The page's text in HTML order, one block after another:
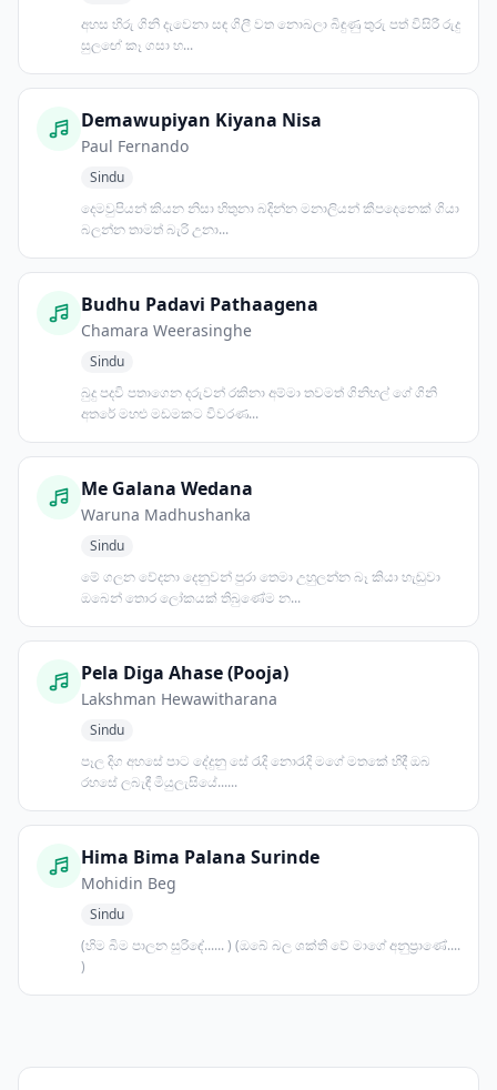
අහස හිරු ගිනි දැවෙනා සඳ ගිලී වත නොබලා බිඳුණු තුරු පත් විසිරී රුදු
සුලඟේ කෑ ගසා හ...
Demawupiyan Kiyana Nisa
Paul Fernando
Sindu
දෙමවුපියන් කියන නිසා හිතුනා බදින්න මනාලියන් කීපදෙනෙක් ගියා
බලන්න තාමත් බැරි උනා...
Budhu Padavi Pathaagena
Chamara Weerasinghe
Sindu
බුදු පදවි පතාගෙන දරුවන් රකිනා අම්මා තවමත් ගිනිහල් ගේ ගිනි
අතරේ මහළු මඩමකට විවරණ...
Me Galana Wedana
Waruna Madhushanka
Sindu
මේ ගලන වේදනා දෙනුවන් පුරා තෙමා උහුලන්න බෑ කියා හැඬුවා
ඔබෙන් තොර ලෝකයක් තිබුණේම න...
Pela Diga Ahase (Pooja)
Lakshman Hewawitharana
Sindu
පෑල දිග අහසේ පාට දේදුනු සේ රැදි නොරැදි මගේ මතකේ හිදී ඔබ
රහසේ ලබැඳී මියුලැසියේ......
Hima Bima Palana Surinde
Mohidin Beg
Sindu
(හිම බිම පාලන සුරිඳේ...... ) (ඔබේ බල ශක්ති වේ මාගේ අනුප්‍රාණේ....
)